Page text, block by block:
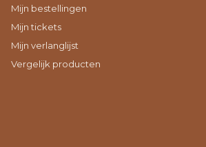
Mijn bestellingen
Mijn tickets
Mijn verlanglijst
Vergelijk producten